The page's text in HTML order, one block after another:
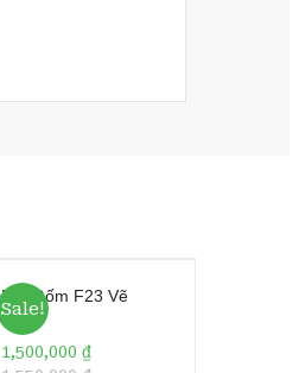
Sale!
Đĩa Gốm F23 Vẽ
Vàng
1,500,000 ₫